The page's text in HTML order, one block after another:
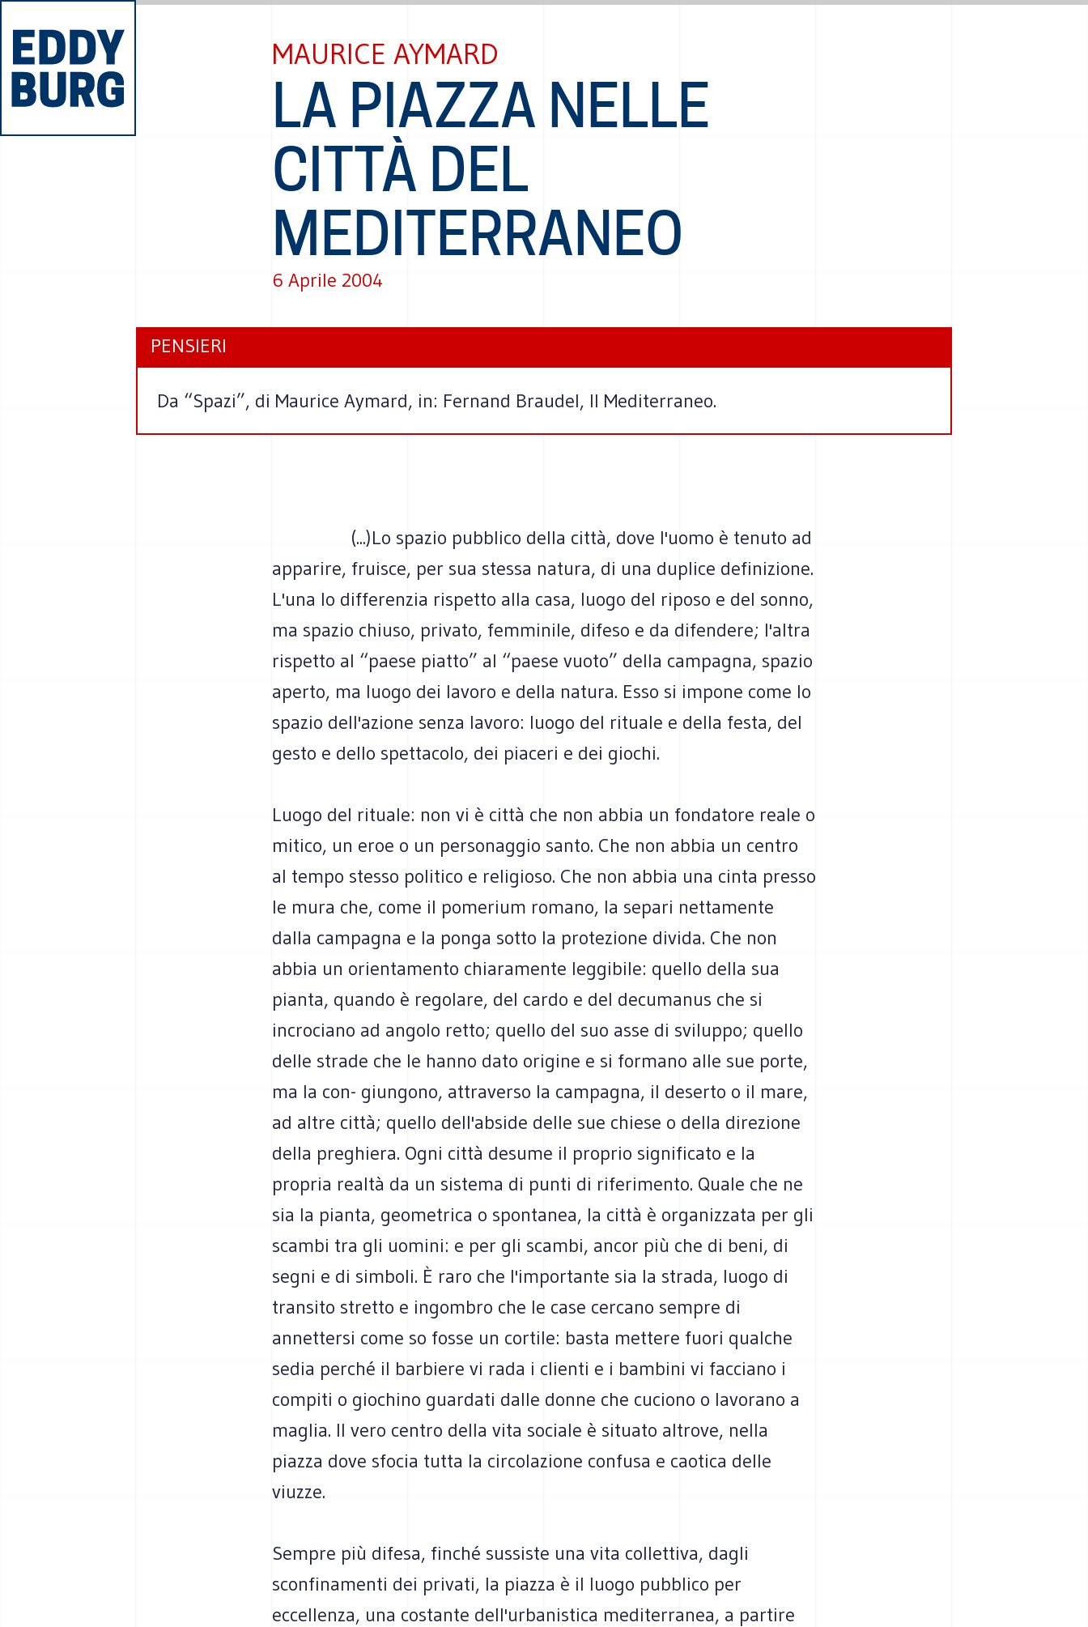
MAURICE AYMARD
LA PIAZZA NELLE
CITTÀ DEL
MEDITERRANEO
6 Aprile 2004
PENSIERI
Da “Spazi”, di Maurice Aymard, in: Fernand Braudel, Il Mediterraneo.
(...)Lo spazio pubblico della città, dove l'uomo è tenuto ad
apparire, fruisce, per sua stessa natura, di una duplice definizione.
L'una lo differenzia rispetto alla casa, luogo del riposo e del sonno,
ma spazio chiuso, privato, femminile, difeso e da difendere; l'altra
rispetto al “paese piatto” al “paese vuoto” della campagna, spazio
aperto, ma luogo dei lavoro e della natura. Esso si impone come lo
spazio dell'azione senza lavoro: luogo del rituale e della festa, del
gesto e dello spettacolo, dei piaceri e dei giochi.
Luogo del rituale: non vi è città che non abbia un fondatore reale o
mitico, un eroe o un personaggio santo. Che non abbia un centro
al tempo stesso politico e religioso. Che non abbia una cinta presso
le mura che, come il pomerium romano, la separi nettamente
dalla campagna e la ponga sotto la protezione divida. Che non
abbia un orientamento chiaramente leggibile: quello della sua
pianta, quando è regolare, del cardo e del decumanus che si
incrociano ad angolo retto; quello del suo asse di sviluppo; quello
delle strade che le hanno dato origine e si formano alle sue porte,
ma la con- giungono, attraverso la campagna, il deserto o il mare,
ad altre città; quello dell'abside delle sue chiese o della direzione
della preghiera. Ogni città desume il proprio significato e la
propria realtà da un sistema di punti di riferimento. Quale che ne
sia la pianta, geometrica o spontanea, la città è organizzata per gli
scambi tra gli uomini: e per gli scambi, ancor più che di beni, di
segni e di simboli. È raro che l'importante sia la strada, luogo di
transito stretto e ingombro che le case cercano sempre di
annettersi come so fosse un cortile: basta mettere fuori qualche
sedia perché il barbiere vi rada i clienti e i bambini vi facciano i
compiti o giochino guardati dalle donne che cuciono o lavorano a
maglia. Il vero centro della vita sociale è situato altrove, nella
piazza dove sfocia tutta la circolazione confusa e caotica delle
viuzze.
Sempre più difesa, finché sussiste una vita collettiva, dagli
sconfinamenti dei privati, la piazza è il luogo pubblico per
eccellenza, una costante dell'urbanistica mediterranea, a partire